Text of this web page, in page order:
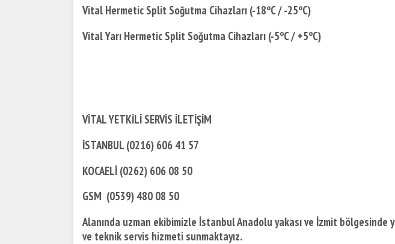
Vital Hermetic Split Soğutma Cihazları (-18ºC / -25ºC)
Vital Yarı Hermetic Split Soğutma Cihazları (-5ºC / +5ºC)
VİTAL YETKİLİ SERVİS İLETİŞİM
İSTANBUL (0216) 606 41 57
KOCAELİ (0262) 606 08 50
GSM (0539) 480 08 50
Alanında uzman ekibimizle İstanbul Anadolu yakası ve İzmit bölgesinde
ve teknik servis hizmeti sunmaktayız.